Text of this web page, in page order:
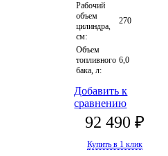
Рабочий
объем
цилиндра,
см:
270
Объем
топливного
бака, л:
6,0
Добавить к
сравнению
92 490 ₽
Купить в 1 клик